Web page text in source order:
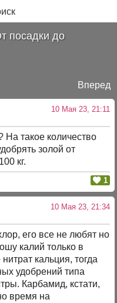
посадки до
Вперед
10 Мая 23, 21:11
На такое количество
золой от
кг.
1
10 Мая 23, 21:34
его все не любят но
калий только в
кальция, тогда
удобрений типа
Карбамид, кстати,
время на